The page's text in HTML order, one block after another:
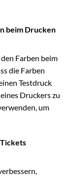
beim Drucken
Farben beim
die Farben
Testdruck
Druckers zu
um